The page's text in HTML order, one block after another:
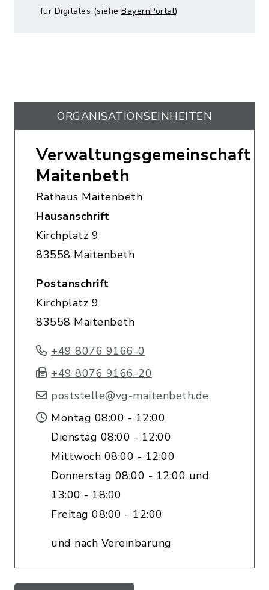
für Digitales (siehe BayernPortal)
ORGANISATIONS­EINHEITEN
Verwaltungsgemeinschaft
Maitenbeth
Rathaus Maitenbeth
Hausanschrift
Kirchplatz 9
83558 Maitenbeth
Postanschrift
Kirchplatz 9
83558 Maitenbeth
+49 8076 9166-0
+49 8076 9166-20
poststelle@vg-maitenbeth.de
Montag 08:00 - 12:00
Dienstag 08:00 - 12:00
Mittwoch 08:00 - 12:00
Donnerstag 08:00 - 12:00 und
13:00 - 18:00
Freitag 08:00 - 12:00
und nach Vereinbarung